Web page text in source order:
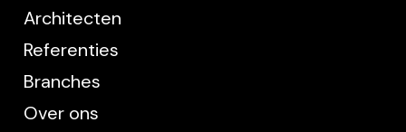
Architecten
Referenties
Branches
Over ons